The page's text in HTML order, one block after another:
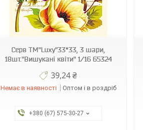
Серв ТМ"Luxy"33*33, 3 шари,
18шт."Вишукані квіти" 1/16 65324
39,24 ₴
Немає в наявності Оптом і в роздріб
+380 (67) 575-30-27
4820212002540